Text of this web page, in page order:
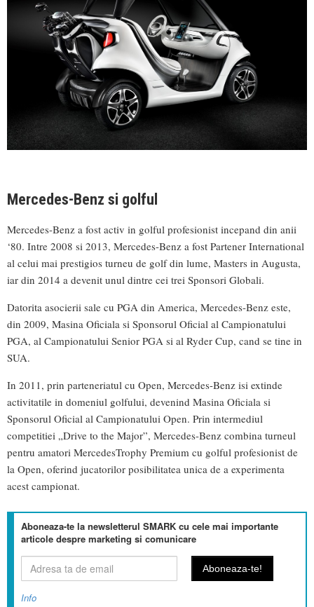
Mercedes-Benz si golful
Mercedes-Benz a fost activ in golful profesionist incepand din anii
‘80. Intre 2008 si 2013, Mercedes-Benz a fost Partener International
al celui mai prestigios turneu de golf din lume, Masters in Augusta,
iar din 2014 a devenit unul dintre cei trei Sponsori Globali.
Datorita asocierii sale cu PGA din America, Mercedes-Benz este,
din 2009, Masina Oficiala si Sponsorul Oficial al Campionatului
PGA, al Campionatului Senior PGA si al Ryder Cup, cand se tine in
SUA.
In 2011, prin parteneriatul cu Open, Mercedes-Benz isi extinde
activitatile in domeniul golfului, devenind Masina Oficiala si
Sponsorul Oficial al Campionatului Open. Prin intermediul
competitiei „Drive to the Major”, Mercedes-Benz combina turneul
pentru amatori MercedesTrophy Premium cu golful profesionist de
la Open, oferind jucatorilor posibilitatea unica de a experimenta
acest campionat.
Aboneaza-te la newsletterul SMARK cu cele mai importante
articole despre marketing si comunicare
Info